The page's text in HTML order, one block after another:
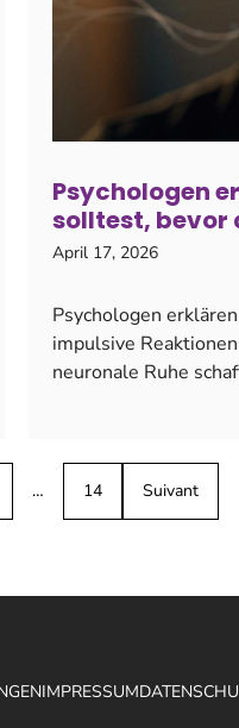
Psychologen
solltest, bevor
April 17, 2026
Psychologen
impulsive
neuronale Ruhe
… 14 Suivant
IMPRESSUM